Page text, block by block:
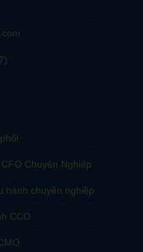
Chuyên Nghiêp
hành chuyên nghiệp
CCO